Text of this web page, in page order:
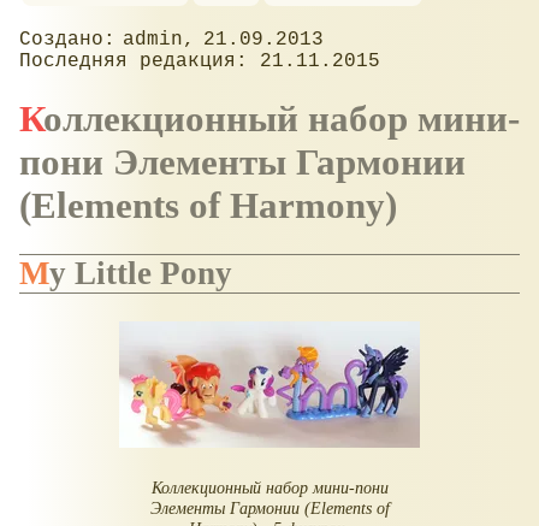
admin
21.09.2013
21.11.2015
Коллекционный набор мини-
пони Элементы Гармонии
(Elements of Harmony)
My Little Pony
Коллекционный набор мини-пони
Элементы Гармонии (Elements of